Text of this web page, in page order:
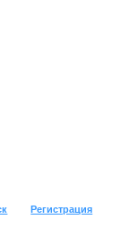
Регистрация